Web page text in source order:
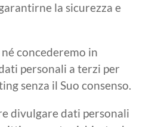
la sicurezza e
concederemo in
personali a terzi per
senza il Suo consenso.
divulgare dati personali